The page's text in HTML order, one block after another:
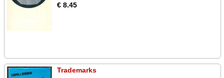
€ 8.45
Trademarks